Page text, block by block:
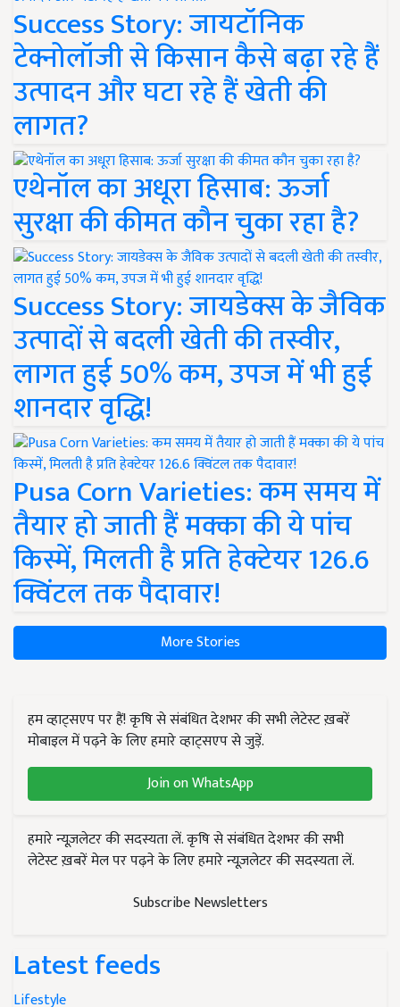
Success Story: जायटॉनिक
टेक्नोलॉजी से किसान कैसे बढ़ा रहे हैं
उत्पादन और घटा रहे हैं खेती की
लागत?
एथेनॉल का अधूरा हिसाब: ऊर्जा
सुरक्षा की कीमत कौन चुका रहा है?
Success Story: जायडेक्स के जैविक
उत्पादों से बदली खेती की तस्वीर,
लागत हुई 50% कम, उपज में भी हुई
शानदार वृद्धि!
Pusa Corn Varieties: कम समय में
तैयार हो जाती हैं मक्का की ये पांच
किस्में, मिलती है प्रति हेक्टेयर 126.6
क्विंटल तक पैदावार!
More Stories
हम व्हाट्सएप पर हैं! कृषि से संबंधित देशभर की सभी लेटेस्ट ख़बरें
मोबाइल में पढ़ने के लिए हमारे व्हाट्सएप से जुड़ें.
Join on WhatsApp
हमारे न्यूज़लेटर की सदस्यता लें. कृषि से संबंधित देशभर की सभी
लेटेस्ट ख़बरें मेल पर पढ़ने के लिए हमारे न्यूज़लेटर की सदस्यता लें.
Subscribe Newsletters
Latest feeds
Lifestyle